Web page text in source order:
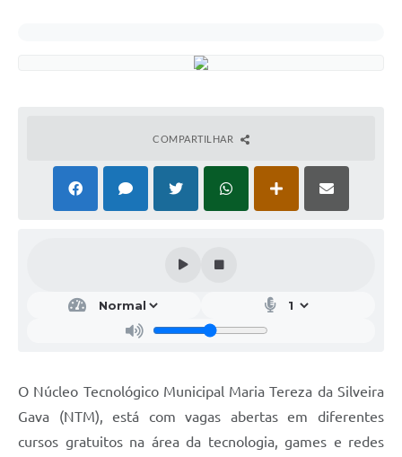
COMPARTILHAR
O Núcleo Tecnológico Municipal Maria Tereza da Silveira
Gava (NTM), está com vagas abertas em diferentes
cursos gratuitos na área da tecnologia, games e redes